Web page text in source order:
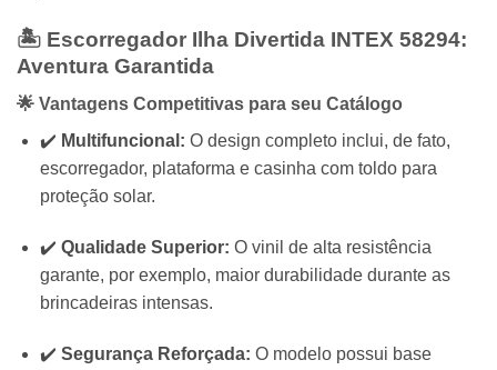
🏝️ Escorregador Ilha Divertida INTEX 58294:
Aventura Garantida
🌟 Vantagens Competitivas para seu Catálogo
✔️ Multifuncional: O design completo inclui, de fato,
escorregador, plataforma e casinha com toldo para
proteção solar.
✔️ Qualidade Superior: O vinil de alta resistência
garante, por exemplo, maior durabilidade durante as
brincadeiras intensas.
✔️ Segurança Reforçada: O modelo possui base